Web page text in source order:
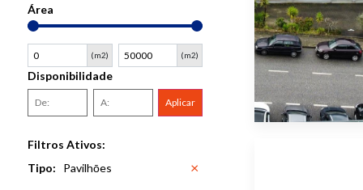
Área
(m2) (m2)
Disponibilidade
Aplicar
Filtros Ativos:
Tipo: Pavilhōes ×